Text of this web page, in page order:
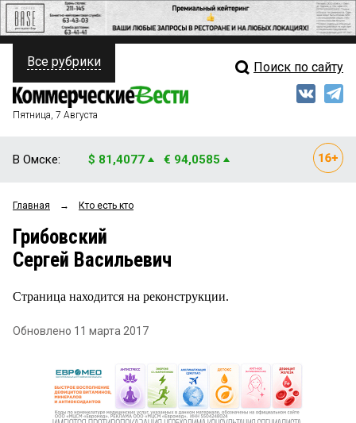
ПОЛИТИКА
ФИНАНСЫ
ОБЩЕСТВО
ЗАКОН
Свежий выпуск
Все рубрики Поиск по сайту
Пятница, 7 Августа
В Омске: $ 81,4077 € 94,0585
Главная → Кто есть кто
Грибовский
Сергей Васильевич
Страница находится на реконструкции.
Обновлено 11 марта 2017